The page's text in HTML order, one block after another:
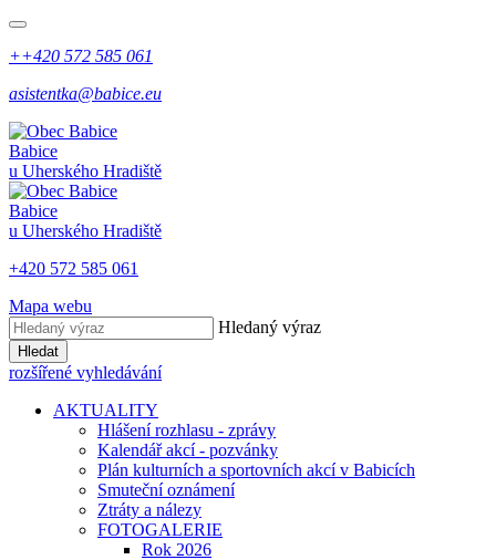
++420 572 585 061
asistentka@babice.eu
Babice
u Uherského Hradiště
Babice
u Uherského Hradiště
+420 572 585 061
Mapa webu
Hledaný výraz
Hledat
rozšířené vyhledávání
AKTUALITY
Hlášení rozhlasu - zprávy
Kalendář akcí - pozvánky
Plán kulturních a sportovních akcí v Babicích
Smuteční oznámení
Ztráty a nálezy
FOTOGALERIE
Rok 2026